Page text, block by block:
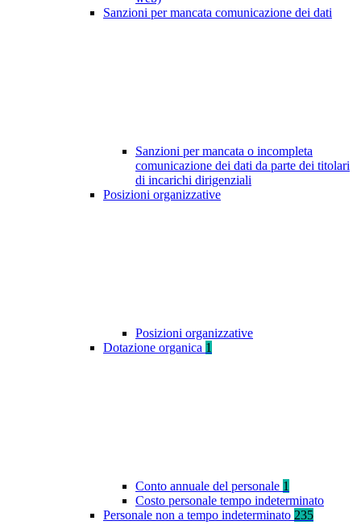
Sanzioni per mancata comunicazione dei dati
Sanzioni per mancata o incompleta
comunicazione dei dati da parte dei titolari
di incarichi dirigenziali
Posizioni organizzative
Posizioni organizzative
Dotazione organica 1
Conto annuale del personale 1
Costo personale tempo indeterminato
Personale non a tempo indeterminato 235